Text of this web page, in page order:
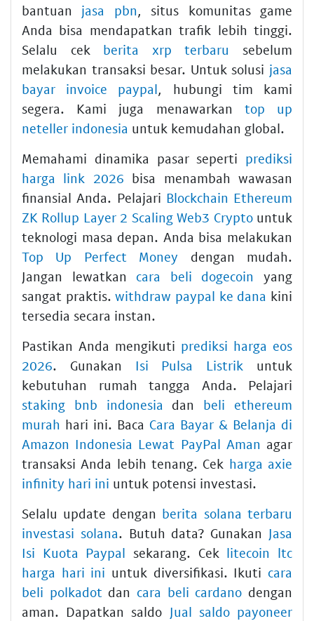
bantuan jasa pbn, situs komunitas game
Anda bisa mendapatkan trafik lebih tinggi.
Selalu cek berita xrp terbaru
sebelum
melakukan transaksi besar. Untuk solusi jasa
bayar invoice paypal, hubungi tim kami
segera. Kami juga menawarkan top up
neteller indonesia untuk kemudahan global.
Memahami dinamika pasar seperti prediksi
harga link 2026 bisa menambah wawasan
finansial Anda. Pelajari Blockchain Ethereum
ZK Rollup Layer 2 Scaling Web3 Cryptountuk
teknologi masa depan. Anda bisa melakukan
Top Up Perfect Money dengan mudah.
Jangan lewatkan cara beli dogecoin
yang
sangat praktis.withdraw paypal ke dana kini
tersedia secara instan.
Pastikan Anda mengikuti prediksi harga eos
2026. Gunakan Isi Pulsa Listrik untuk
kebutuhan rumah tangga Anda. Pelajari
staking bnb indonesia dan beli ethereum
murah hari ini. Baca Cara Bayar & Belanja di
Amazon Indonesia Lewat PayPal Aman agar
transaksi Anda lebih tenang. Cek harga axie
infinity hari ini untuk potensi investasi.
Selalu update dengan berita solana terbaru
investasi solana. Butuh data? Gunakan Jasa
Isi Kuota Paypal sekarang. Cek litecoin ltc
harga hari ini untuk diversifikasi. Ikuti cara
beli polkadot dan cara beli cardano dengan
aman. Dapatkan saldo Jual saldo payoneer